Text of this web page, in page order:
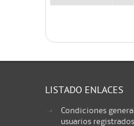
LISTADO ENLACES
Condiciones
usuarios registrados